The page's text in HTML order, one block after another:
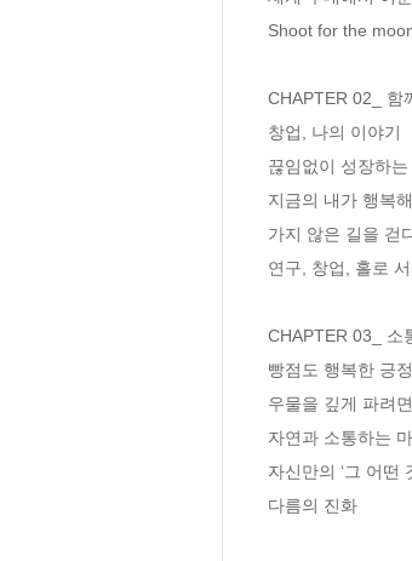
Shoot for the
CHAPTER 02_ 함
창업, 나의 이야기
끊임없이 성장하
지금의 내가 행복
가지 않은 길을 걷
연구, 창업, 홀로
CHAPTER 03_ 소
빵점도 행복한 긍
우물을 깊게 파려
자연과 소통하는
자신만의 ‘그 어떤
다름의 진화